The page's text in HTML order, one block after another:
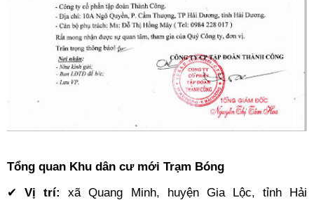
Tổng quan Khu dân cư mới Trạm Bóng
✔Vị trí:xã Quang Minh, huyện Gia Lộc, tỉnh Hải